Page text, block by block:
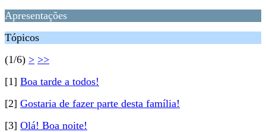
Apresentações
Tópicos
(1/6) > >>
[1] Boa tarde a todos!
[2] Gostaria de fazer parte desta família!
[3] Olá! Boa noite!